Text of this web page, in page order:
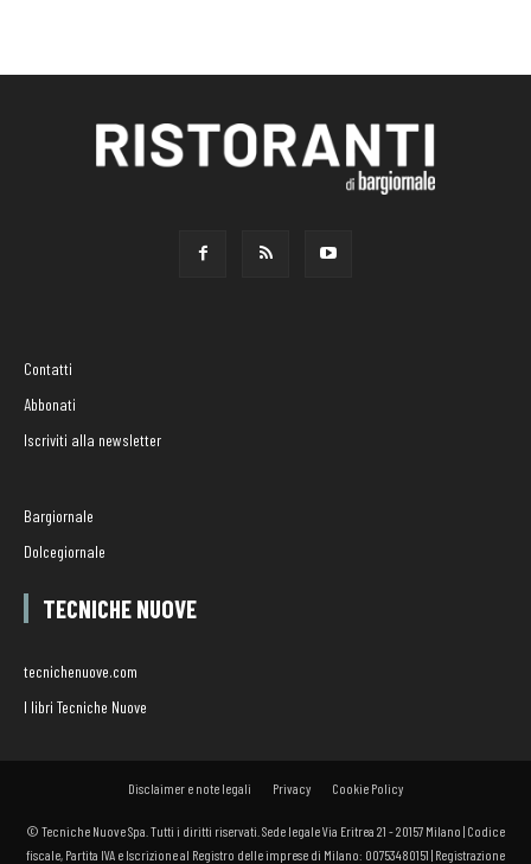
Contatti
Abbonati
Iscriviti alla newsletter
Bargiornale
Dolcegiornale
TECNICHE NUOVE
tecnichenuove.com
I libri Tecniche Nuove
Disclaimer e note legali Privacy Cookie Policy
© Tecniche Nuove Spa. Tutti i diritti riservati. Sede legale Via Eritrea 21 - 20157 Milano | Codice
fiscale, Partita IVA e Iscrizione al Registro delle imprese di Milano: 00753480151 | Registrazione